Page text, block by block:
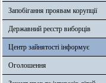
Запобігання проявам корупції
Державний реєстр виборців
Центр зайнятості інформує
Оголошення